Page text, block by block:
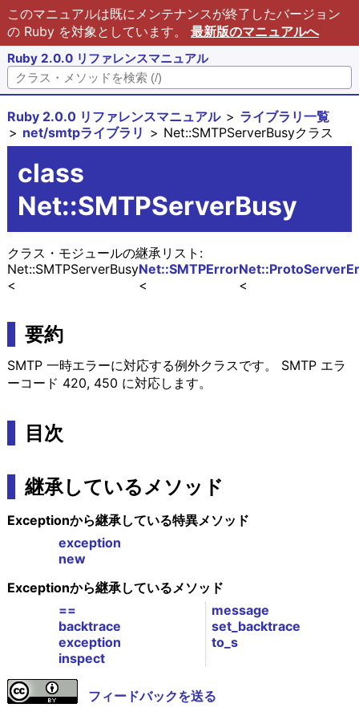
このマニュアルは既にメンテナンスが終了したバージョン
の Ruby を対象としています。 最新版のマニュアルへ
Ruby 2.0.0 リファレンスマニュアル
Ruby 2.0.0 リファレンスマニュアル
ライブラリ一覧
net/smtpライブラリ
Net::SMTPServerBusyクラス
class
Net::SMTPServerBusy
クラス・モジュールの継承リスト:
Net::SMTPError
Net::SMTPServerBusy
要約
SMTP 一時エラーに対応する例外クラスです。 SMTP エラ
ーコード 420, 450 に対応します。
目次
継承しているメソッド
Exceptionから継承している特異メソッド
exception
new
Exceptionから継承しているメソッド
==
backtrace
exception
inspect
message
set_backtrace
to_s
フィードバックを送る